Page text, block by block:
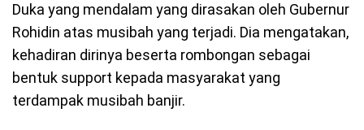
Duka yang mendalam yang dirasakan oleh Gubernur
Rohidin atas musibah yang terjadi. Dia mengatakan,
kehadiran dirinya beserta rombongan sebagai
bentuk support kepada masyarakat yang
terdampak musibah banjir.